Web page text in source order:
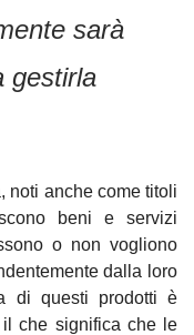
sarà
gestirla
noti anche come titoli
beni e servizi
o non vogliono
dalla loro
di questi prodotti è
il che significa che le